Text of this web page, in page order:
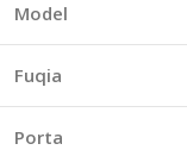
Model
Fuqia
Porta